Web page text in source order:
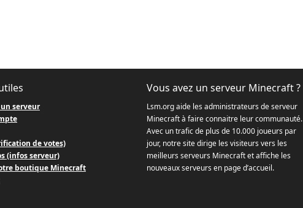
serveur
de votes)
(infos serveur)
boutique Minecraft
Vous avez un serveur Minecraft ?
Lsm.org aide les administrateurs de serveur
Minecraft à faire connaitre leur communauté.
Avec un trafic de plus de 10.000 joueurs par
jour, notre site dirige les visiteurs vers les
meilleurs serveurs Minecraft et affiche les
nouveaux serveurs en page d’accueil.